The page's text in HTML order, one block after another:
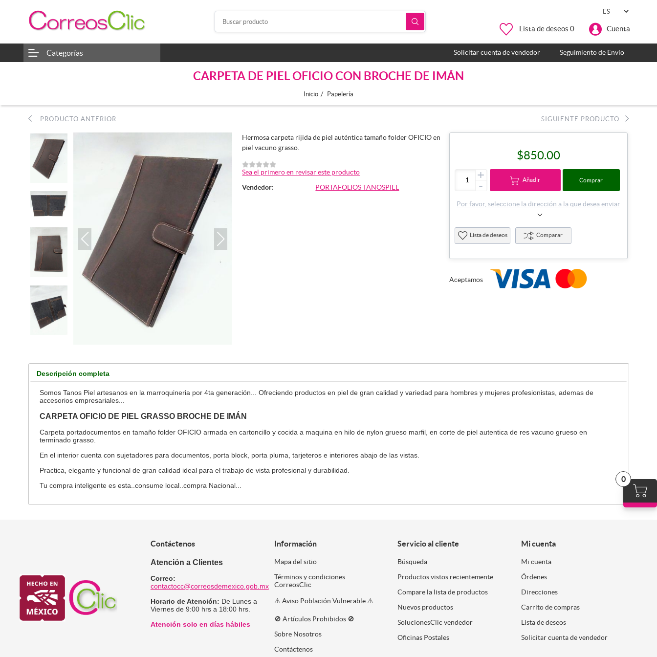
Lista de deseos 0 Cuenta
0
Categorías Solicitar cuenta de vendedor Seguimiento de Envío
CARPETA DE PIEL OFICIO CON BROCHE DE IMÁN
Inicio / Papelería
PRODUCTO ANTERIOR SIGUIENTE PRODUCTO
Hermosa carpeta rijida de piel auténtica tamaño folder OFICIO en
piel vacuno grasso.
Sea el primero en revisar este producto
Vendedor:
PORTAFOLIOS TANOSPIEL
$850.00
+
- Añadir Comprar
Por favor, seleccione la dirección a la que desea enviar
Lista de deseos Comparar
Aceptamos
Descripción completa
Somos Tanos Piel artesanos en la marroquineria por 4ta generación... Ofreciendo productos en piel de gran calidad y variedad para hombres y mujeres profesionistas, ademas de
accesorios empresariales...
CARPETA OFICIO DE PIEL GRASSO BROCHE DE IMÁN
Carpeta portadocumentos en tamaño folder OFICIO armada en cartoncillo y cocida a maquina en hilo de nylon grueso marfil, en corte de piel autentica de res vacuno grueso en
terminado grasso.
En el interior cuenta con sujetadores para documentos, porta block, porta pluma, tarjeteros e interiores abajo de las vistas.
Practica, elegante y funcional de gran calidad ideal para el trabajo de vista profesional y durabilidad.
Tu compra inteligente es esta..consume local..compra Nacional...
Contáctenos
Atención a Clientes
Correo:
contactocc@correosdemexico.gob.mx
Horario de Atención: De Lunes a
Viernes de 9:00 hrs a 18:00 hrs.
Atención solo en días hábiles
Información
Mapa del sitio
Términos y condiciones
CorreosClic
⚠️ Aviso Población Vulnerable ⚠️
🚫 Artículos Prohibidos 🚫
Sobre Nosotros
Contáctenos
Servicio al cliente
Búsqueda
Productos vistos recientemente
Compare la lista de productos
Nuevos productos
SolucionesClic vendedor
Oficinas Postales
Mi cuenta
Mi cuenta
Órdenes
Direcciones
Carrito de compras
Lista de deseos
Solicitar cuenta de vendedor